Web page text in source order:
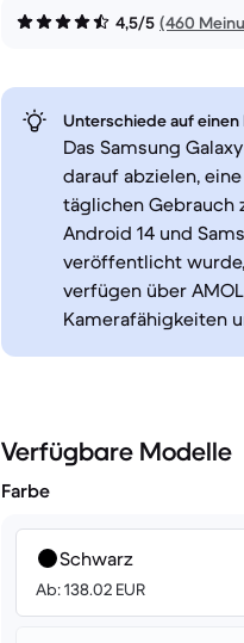
4,5/5 (460
Unterschiede auf einen
Das Samsung
darauf abzielen,
täglichen Gebrauch
Android 14 und
veröffentlicht
verfügen über
Kamerafähigkeiten
Verfügbare Modelle
Farbe
Schwarz
Ab: 138.02 EUR